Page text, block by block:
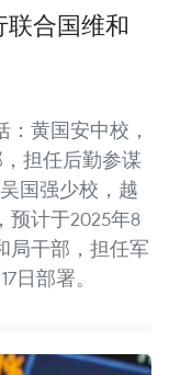
合国维和
黄国安中校，
担任后勤参谋
国强少校，越
预计于2025年8
局干部，担任军
日部署。